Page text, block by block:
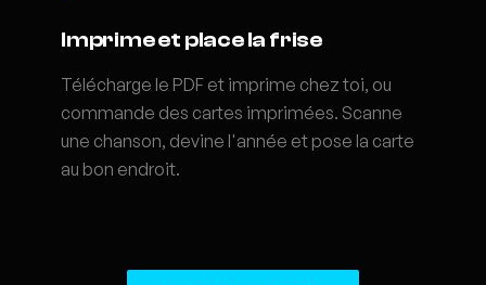
Imprime et place la frise
Télécharge le PDF et imprime chez toi, ou
commande des cartes imprimées. Scanne
une chanson, devine l'année et pose la carte
au bon endroit.